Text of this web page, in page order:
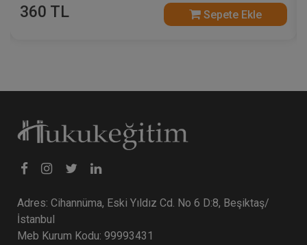
360 TL Sepete Ekle
Adres: Cihannüma, Eski Yıldız Cd. No 6 D:8, Beşiktaş/
İstanbul
Meb Kurum Kodu: 99993431